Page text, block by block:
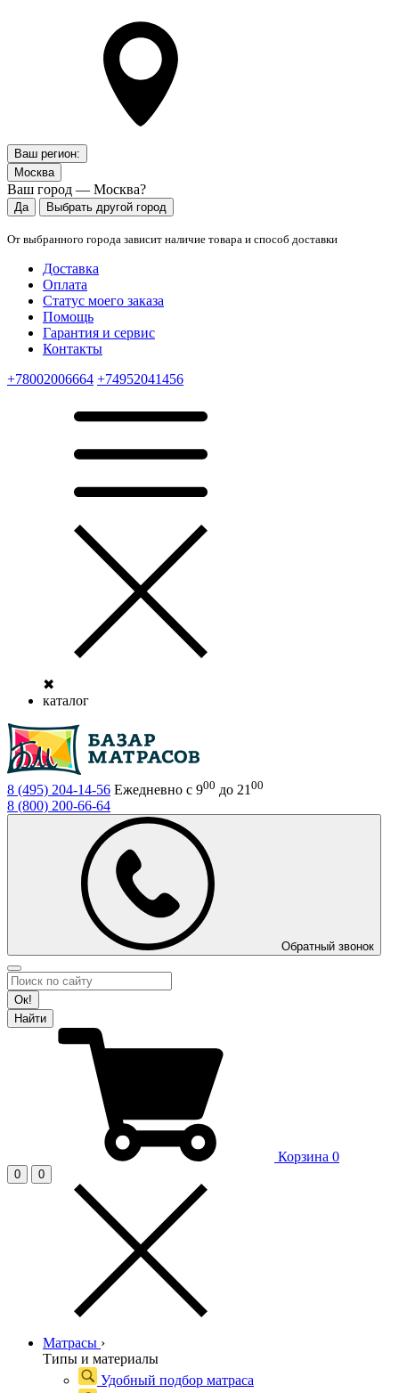
Ваш регион:
Москва
Ваш город — Москва?
Да Выбрать другой город
От выбранного города зависит наличие товара и способ доставки
Доставка
Оплата
Статус моего заказа
Помощь
Гарантия и сервис
Контакты
+78002006664 +74952041456
✖
каталог
8 (495) 204-14-56 Ежедневно с 900 до 21 00
8 (800) 200-66-64
Обратный звонок
Ок!
Найти
Корзина 0
0 0
Матрасы ›
Типы и материалы
Удобный подбор матраса